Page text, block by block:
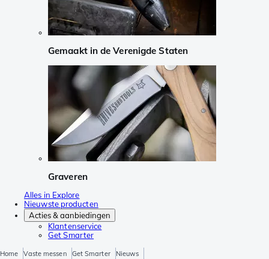
Gemaakt in de Verenigde Staten
Graveren
Alles in Explore
Nieuwste producten
Acties & aanbiedingen
Klantenservice
Get Smarter
Home Vaste messen Get Smarter
Nieuws